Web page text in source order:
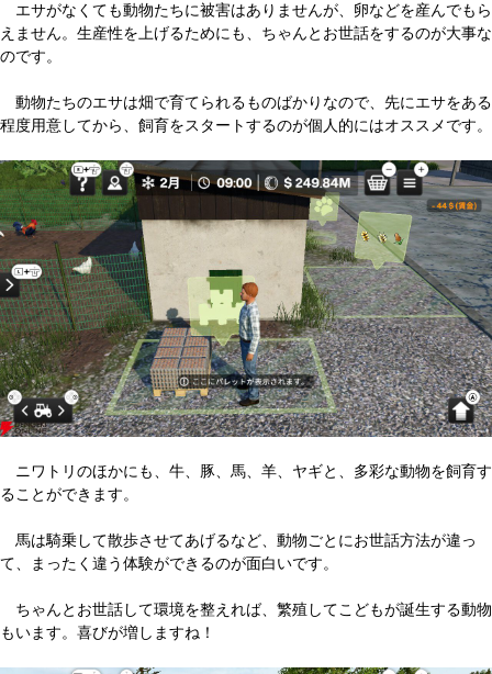
エサがなくても動物たちに被害はありませんが、卵などを産んでもら
えません。生産性を上げるためにも、ちゃんとお世話をするのが大事な
のです。
動物たちのエサは畑で育てられるものばかりなので、先にエサをある
程度用意してから、飼育をスタートするのが個人的にはオススメです。
ニワトリのほかにも、牛、豚、馬、羊、ヤギと、多彩な動物を飼育す
ることができます。
馬は騎乗して散歩させてあげるなど、動物ごとにお世話方法が違っ
て、まったく違う体験ができるのが面白いです。
ちゃんとお世話して環境を整えれば、繁殖してこどもが誕生する動物
もいます。喜びが増しますね！